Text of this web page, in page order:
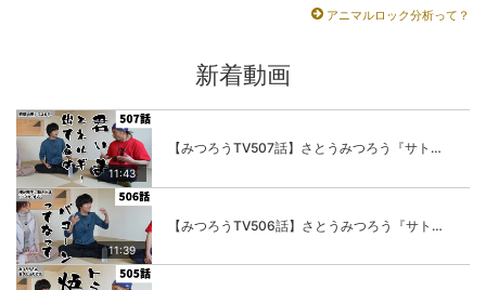
アニマルロック分析って？
新着動画
11:43
【みつろうTV507話】さとうみつろう『サトレル男塾』編③「快楽は“自分のカラダの内側”にしかない」
11:39
【みつろうTV506話】さとうみつろう『サトレル男塾』編②「不思議な棒をお尻に…」